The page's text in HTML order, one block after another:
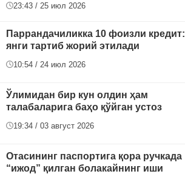
23:43 / 25 июл 2026
Паррандачиликка 10 фоизли кредит:
янги тартиб жорий этилади
10:54 / 24 июл 2026
Ўлимидан бир кун олдин ҳам
талабаларига баҳо қўйган устоз
19:34 / 03 август 2026
Отасининг паспортига қора ручкада
“ижод” қилган болакайнинг иши